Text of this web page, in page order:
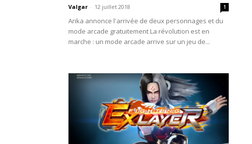
Valgar - 12 juillet 2018 1
Arika annonce l'arrivée de deux personnages et du
mode arcade gratuitement La révolution est en
marche : un mode arcade arrive sur un jeu de...